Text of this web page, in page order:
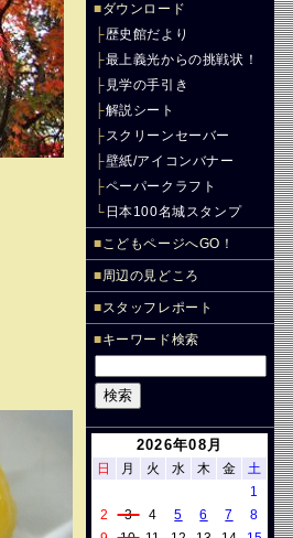
■ダウンロード
├歴史館だより
├最上義光からの挑戦状！
├ 見学の手引き
├解説シート
├スクリーンセーバー
├壁紙/アイコンバナー
├ペーパークラフト
└ 日本100名城スタンプ
■こどもページへGO！
■周辺の見どころ
■スタッフレポート
■キーワード検索
2026年08月
日 月 火 水 木 金
土
1
2
3 4 5 6 7
8